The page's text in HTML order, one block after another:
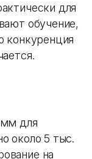
для
обучение,
конкуренция
для
около 5 тыс.
на